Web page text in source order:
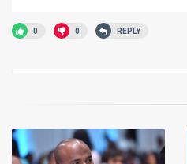
0 0 REPLY